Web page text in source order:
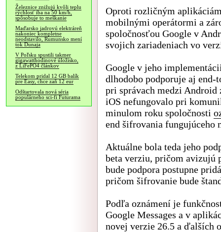
Železnice znižujú kvôli teplu
rýchlosť iba na 50 km/h,
spôsobuje to meškanie
Maďarsko jadrovú elektráreň
nakoniec kompletne
neodstavilo, Rumunsko mení
tok Dunaja
V Poľsku spustili takmer
gigawatthodinové úložisko,
z LiFePO4 článkov
Telekom pridal 12 GB balík
pre Easy, chce zaň 12 eur
Odštartovala nová séria
populárneho sci-fi Futurama
Oproti rozličným
mobilnými operátormi a
spoločnosťou Google v
svojich zariadeniach vo
Google v jeho
dlhodobo podporuje aj
pri správach medzi Android
iOS nefungovalo pri
minulom roku spoločnosti
end šifrovania fungujúceho
Aktuálne bola teda jeho
beta verziu, pričom avizujú
bude podpora postupne
pričom šifrovanie bude
Podľa oznámení je
Google Messages a v
novej verzie 26.5 a ďalších